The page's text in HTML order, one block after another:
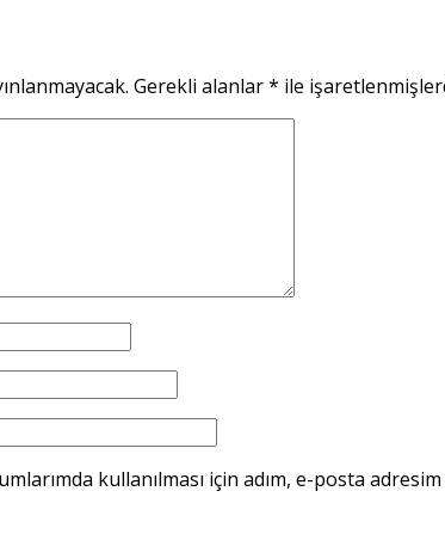
Gerekli alanlar* ile
kullanılması için adım, e-posta